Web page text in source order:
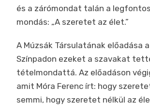
és a zárómondat talán a
mondás: „A szeretet az élet.”
A Múzsák Társulatának előadása
Színpadon ezeket a szavakat
tételmondattá. Az előadáson
amit Móra Ferenc írt: hogy
semmi, hogy szeretet nélkül az